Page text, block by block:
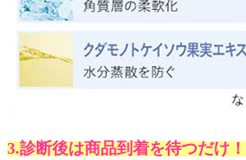
3.診断後は商品到着を待つだけ！